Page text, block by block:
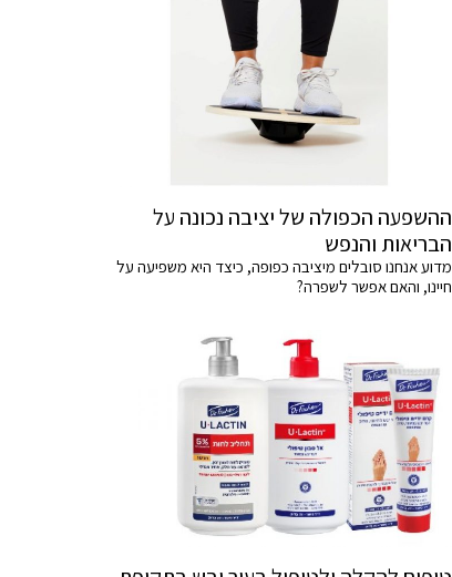
ההשפעה הכפולה של יציבה נכונה על
הבריאות והנפש
מדוע אנחנו סובלים מיציבה כפופה, כיצד היא משפיעה על
חיינו, והאם אפשר לשפרה?